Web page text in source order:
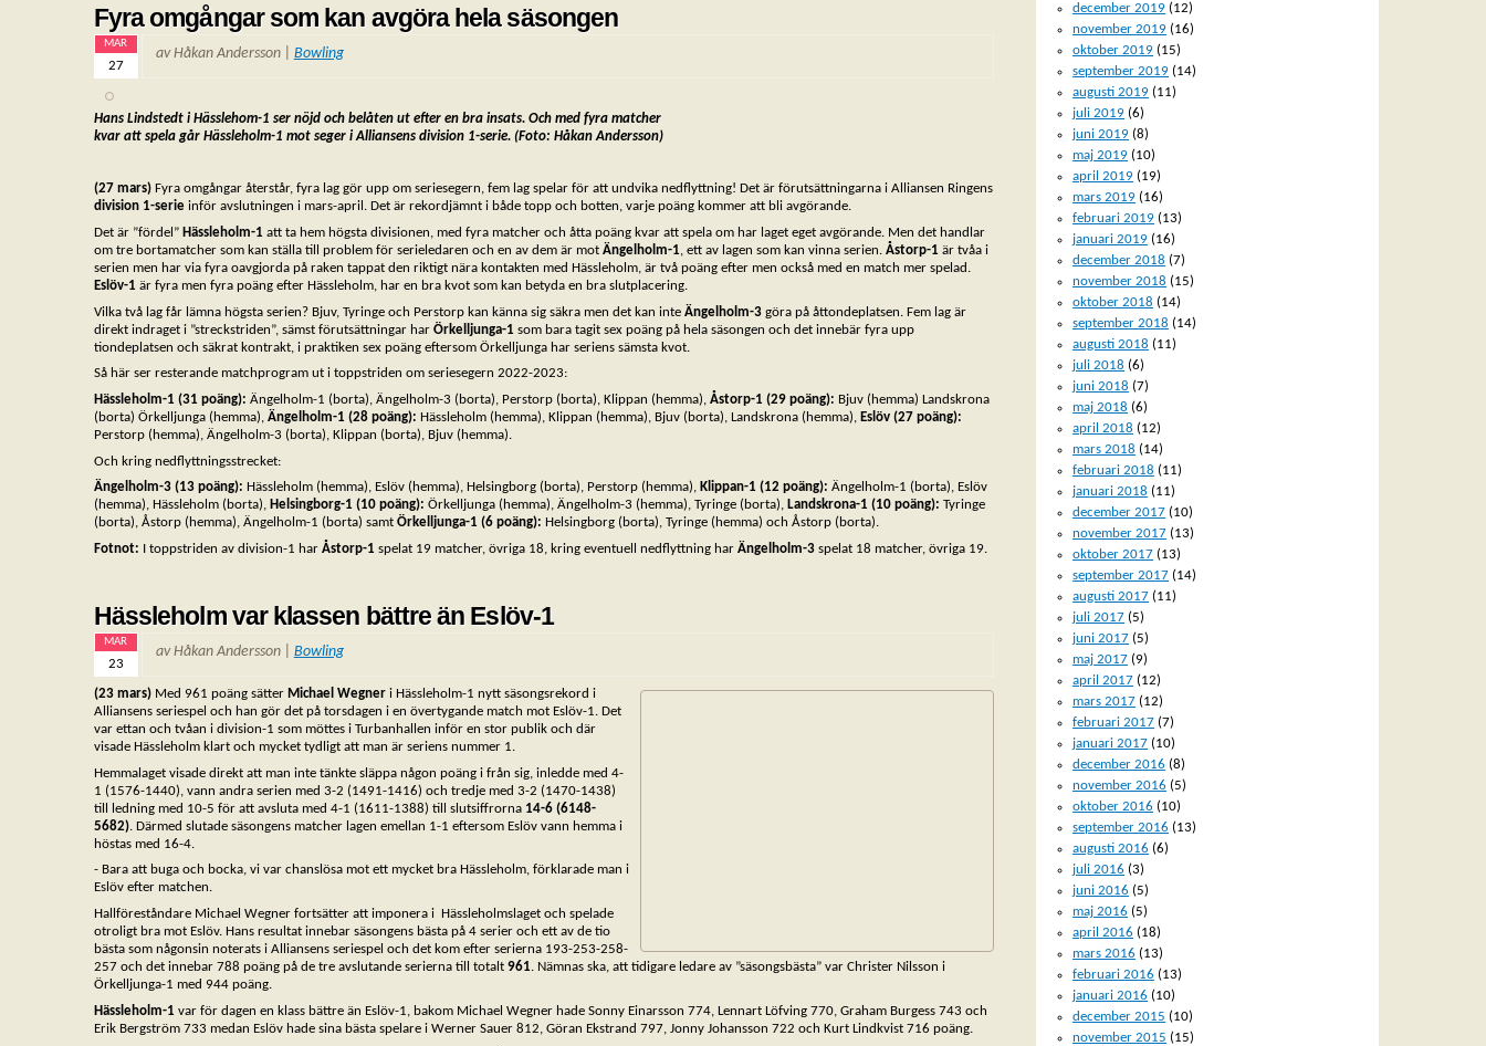
Fyra omgångar som kan avgöra hela säsongen
MAR
27
av Håkan Andersson | Bowling
Hans Lindstedt i Hässlehom-1 ser nöjd och belåten ut efter en bra insats. Och med fyra matcher
kvar att spela går Hässleholm-1 mot seger i Alliansens division 1-serie. (Foto: Håkan Andersson)
(27 mars) Fyra omgångar återstår, fyra lag gör upp om seriesegern, fem lag spelar för att undvika nedflyttning! Det är förutsättningarna i Alliansen Ringens
division 1-serie inför avslutningen i mars-april. Det är rekordjämnt i både topp och botten, varje poäng kommer att bli avgörande.
Det är ”fördel” Hässleholm-1 att ta hem högsta divisionen, med fyra matcher och åtta poäng kvar att spela om har laget eget avgörande. Men det handlar
om tre bortamatcher som kan ställa till problem för serieledaren och en av dem är mot Ängelholm-1, ett av lagen som kan vinna serien. Åstorp-1 är tvåa i
serien men har via fyra oavgjorda på raken tappat den riktigt nära kontakten med Hässleholm, är två poäng efter men också med en match mer spelad.
Eslöv-1 är fyra men fyra poäng efter Hässleholm, har en bra kvot som kan betyda en bra slutplacering.
Vilka två lag får lämna högsta serien? Bjuv, Tyringe och Perstorp kan känna sig säkra men det kan inteÄngelholm-3göra på åttondeplatsen. Fem lag är
direkt indraget i ”streckstriden”, sämst förutsättningar har Örkelljunga-1 som bara tagit sex poäng på hela säsongen och det innebär fyra upp
tiondeplatsen och säkrat kontrakt, i praktiken sex poäng eftersom Örkelljunga har seriens sämsta kvot.
Så här ser resterande matchprogram ut i toppstriden om seriesegern 2022-2023:
Hässleholm-1 (31 poäng): Ängelholm-1 (borta), Ängelholm-3 (borta), Perstorp (borta), Klippan (hemma), Åstorp-1 (29 poäng): Bjuv (hemma) Landskrona
(borta) Örkelljunga (hemma), Ängelholm-1 (28 poäng): Hässleholm (hemma), Klippan (hemma), Bjuv (borta), Landskrona (hemma), Eslöv (27 poäng):
Perstorp (hemma), Ängelholm-3 (borta), Klippan (borta), Bjuv (hemma).
Och kring nedflyttningsstrecket:
Ängelholm-3 (13 poäng): Hässleholm (hemma), Eslöv (hemma), Helsingborg (borta), Perstorp (hemma), Klippan-1 (12 poäng): Ängelholm-1 (borta), Eslöv
(hemma), Hässleholm (borta), Helsingborg-1 (10 poäng): Örkelljunga (hemma), Ängelholm-3 (hemma), Tyringe (borta), Landskrona-1 (10 poäng): Tyringe
(borta), Åstorp (hemma), Ängelholm-1 (borta) samt Örkelljunga-1 (6 poäng): Helsingborg (borta), Tyringe (hemma) och Åstorp (borta).
Fotnot: I toppstriden av division-1 har Åstorp-1 spelat 19 matcher, övriga 18, kring eventuell nedflyttning har Ängelholm-3spelat 18 matcher, övriga 19.
Hässleholm var klassen bättre än Eslöv-1
MAR
23
av Håkan Andersson | Bowling
(23 mars) Med 961 poäng sätter Michael Wegneri Hässleholm-1 nytt säsongsrekord i
Alliansens seriespel och han gör det på torsdagen i en övertygande match mot Eslöv-1. Det
var ettan och tvåan i division-1 som möttes i Turbanhallen inför en stor publik och där
visade Hässleholm klart och mycket tydligt att man är seriens nummer 1.
Hemmalaget visade direkt att man inte tänkte släppa någon poäng i från sig, inledde med 4-
1 (1576-1440), vann andra serien med 3-2 (1491-1416) och tredje med 3-2 (1470-1438)
till ledning med 10-5 för att avsluta med 4-1 (1611-1388) till slutsiffrorna 14-6 (6148-
5682). Därmed slutade säsongens matcher lagen emellan 1-1 eftersom Eslöv vann hemma i
höstas med 16-4.
- Bara att buga och bocka, vi var chanslösa mot ett mycket bra Hässleholm, förklarade man i
Eslöv efter matchen.
Hallföreståndare Michael Wegner fortsätter att imponera i Hässleholmslaget och spelade
otroligt bra mot Eslöv. Hans resultat innebar säsongens bästa på 4 serier och ett av de tio
bästa som någonsin noterats i Alliansens seriespel och det kom efter serierna 193-253-258-
257 och det innebar 788 poäng på de tre avslutande serierna till totalt 961. Nämnas ska, att tidigare ledare av ”säsongsbästa” var Christer Nilsson i
Örkelljunga-1 med 944 poäng.
Hässleholm-1 var för dagen en klass bättre än Eslöv-1, bakom Michael Wegner hade Sonny Einarsson 774, Lennart Löfving 770, Graham Burgess 743 och
Erik Bergström 733 medan Eslöv hade sina bästa spelare i Werner Sauer 812, Göran Ekstrand 797, Jonny Johansson 722 och Kurt Lindkvist 716 poäng.
december 2019 (12)
november 2019 (16)
oktober 2019 (15)
september 2019 (14)
augusti 2019 (11)
juli 2019 (6)
juni 2019 (8)
maj 2019 (10)
april 2019 (19)
mars 2019 (16)
februari 2019 (13)
januari 2019 (16)
december 2018 (7)
november 2018 (15)
oktober 2018 (14)
september 2018 (14)
augusti 2018 (11)
juli 2018 (6)
juni 2018 (7)
maj 2018 (6)
april 2018 (12)
mars 2018 (14)
februari 2018 (11)
januari 2018 (11)
december 2017 (10)
november 2017 (13)
oktober 2017 (13)
september 2017 (14)
augusti 2017 (11)
juli 2017 (5)
juni 2017 (5)
maj 2017 (9)
april 2017 (12)
mars 2017 (12)
februari 2017 (7)
januari 2017 (10)
december 2016 (8)
november 2016 (5)
oktober 2016 (10)
september 2016 (13)
augusti 2016 (6)
juli 2016 (3)
juni 2016 (5)
maj 2016 (5)
april 2016 (18)
mars 2016 (13)
februari 2016 (13)
januari 2016 (10)
december 2015 (10)
november 2015 (15)